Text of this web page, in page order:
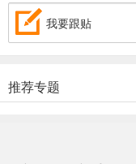
猛牛对战
六安同城游
我要跟贴
推荐专题